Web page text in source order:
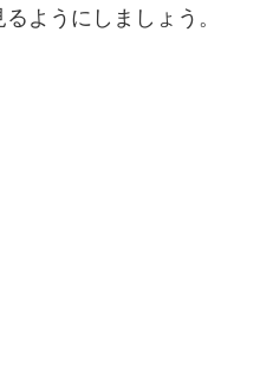
ようにしましょう。